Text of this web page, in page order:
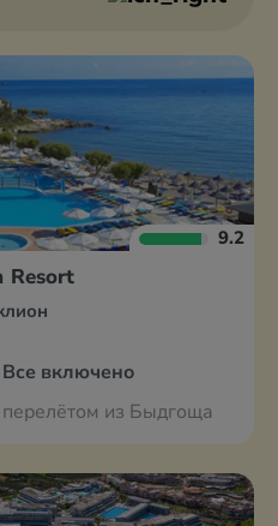
9.2
Resort
Все включено
из Быдгоща